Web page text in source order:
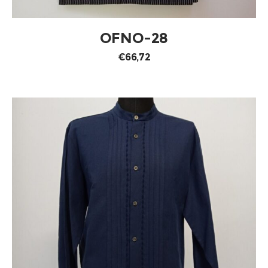
AÑADIR AL CARRITO
OFNO-28
€66,72